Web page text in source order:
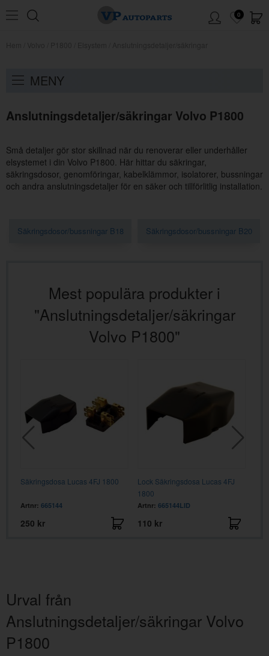
0
MENY
Anslutningsdetaljer/säkringar Volvo P1800
Små detaljer gör stor skillnad när du renoverar eller underhåller
elsystemet i din Volvo P1800. Här hittar du säkringar,
säkringsdosor, genomföringar, kabelklämmor, isolatorer, bussningar
och andra anslutningsdetaljer för en säker och tillförlitlig installation.
Säkringsdosor/bussningar B18 Säkringsdosor/bussningar B20
Mest populära produkter i
"Anslutningsdetaljer/säkringar
Volvo P1800"
Säkringsdosa Lucas 4FJ 1800
Artnr: 665144
250 kr
Lock Säkringsdosa Lucas 4FJ
1800
Artnr: 665144LID
110 kr
Urval från
Anslutningsdetaljer/säkringar Volvo
P1800